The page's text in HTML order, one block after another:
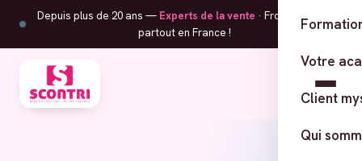
Depuis plus de 20 ans — Experts de la vente · From Corsica,
partout en France !
Votre
Client
Qui